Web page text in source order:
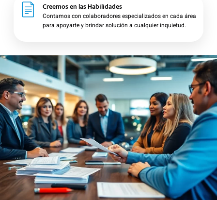
Creemos en las Habilidades
Contamos con colaboradores especializados en cada área
para apoyarte y brindar solución a cualquier inquietud.